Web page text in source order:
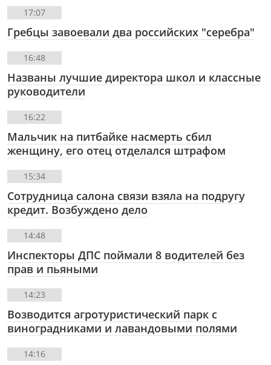
17:07
Гребцы завоевали два российских "серебра"
16:48
Названы лучшие директора школ и классные
руководители
16:22
Мальчик на питбайке насмерть сбил
женщину, его отец отделался штрафом
15:34
Сотрудница салона связи взяла на подругу
кредит. Возбуждено дело
14:48
Инспекторы ДПС поймали 8 водителей без
прав и пьяными
14:23
Возводится агротуристический парк с
виноградниками и лавандовыми полями
14:16